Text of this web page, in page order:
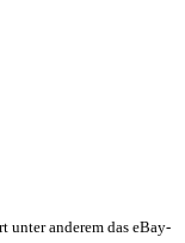
unter anderem das eBay-